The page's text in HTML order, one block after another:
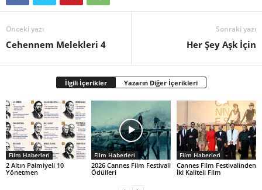
Önceki yazı
Cehennem Melekleri 4
Sonraki yazı
Her Şey Aşk İçin
İlgili İçerikler Yazarın Diğer İçerikleri
Film Haberleri
2 Altın Palmiyeli 10
Yönetmen
Film Haberleri
2026 Cannes Film Festivali
Ödülleri
Film Haberleri
Cannes Film Festivalinden
İki Kaliteli Film